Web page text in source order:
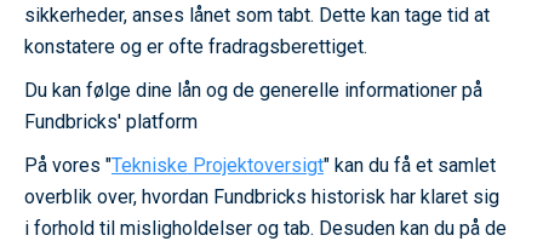
sikkerheder, anses lånet som tabt. Dette kan tage tid at
konstatere og er ofte fradragsberettiget.
Du kan følge dine lån og de generelle informationer på
Fundbricks' platform
På vores "Tekniske Projektoversigt" kan du få et samlet
overblik over, hvordan Fundbricks historisk har klaret sig
i forhold til misligholdelser og tab. Desuden kan du på de